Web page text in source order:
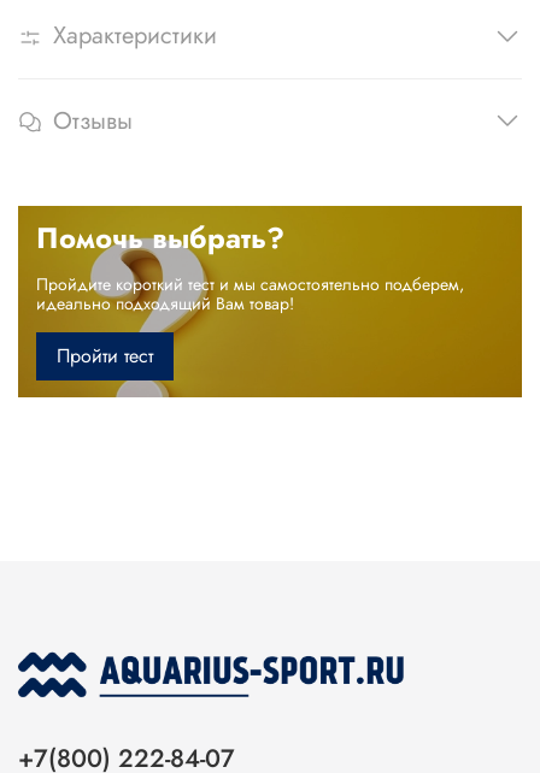
Характеристики
Отзывы
Помочь выбрать?
Пройдите короткий тест и мы самостоятельно подберем,
идеально подходящий Вам товар!
Пройти тест
+7(800) 222-84-07